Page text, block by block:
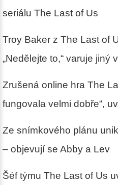
seriálu The Last of Us
Troy Baker z The Last of
„Nedělejte to,“ varuje jiný
Zrušená online hra The
fungovala velmi dobře“,
Ze snímkového plánu
– objevují se Abby a Lev
Šéf týmu The Last of Us